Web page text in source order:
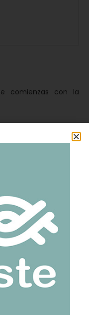
comienzas con la
de tu talla, ya que
al cuerpo.
sweater del mismo
aplicarlo a este
hilado y en
Summer original que
V, que es muy
cuerpo, tejíi las
le da un aspecto